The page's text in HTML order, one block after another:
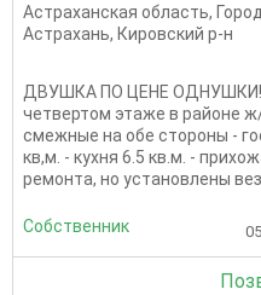
Астраханская область,
Астрахань, Кировский р-н
ДВУШКА ПО ЦЕНЕ ОДНУШКИ!
четвертом этаже в районе
смежные на обе стороны -
кв,м. - кухня 6.5 кв.м. -
ремонта, но установлены
Собственник